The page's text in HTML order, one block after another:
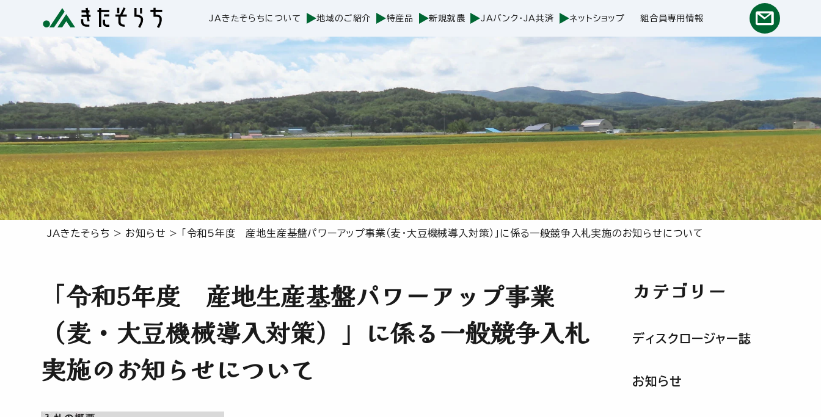
JAきたそらちについて 地域のご紹介 特産品 新規就農 JAバンク・JA共済 ネットショップ 組合員専用情報
JAきたそらち > お知らせ > 「令和5年度 産地生産基盤パワーアップ事業（麦・大豆機械導入対策）」に係る一般競争入札実施のお知らせについて
「令和5年度 産地生産基盤パワーアップ事業
（麦・大豆機械導入対策）」に係る一般競争入札
実施のお知らせについて
カテゴリー
ディスクロージャー誌
お知らせ